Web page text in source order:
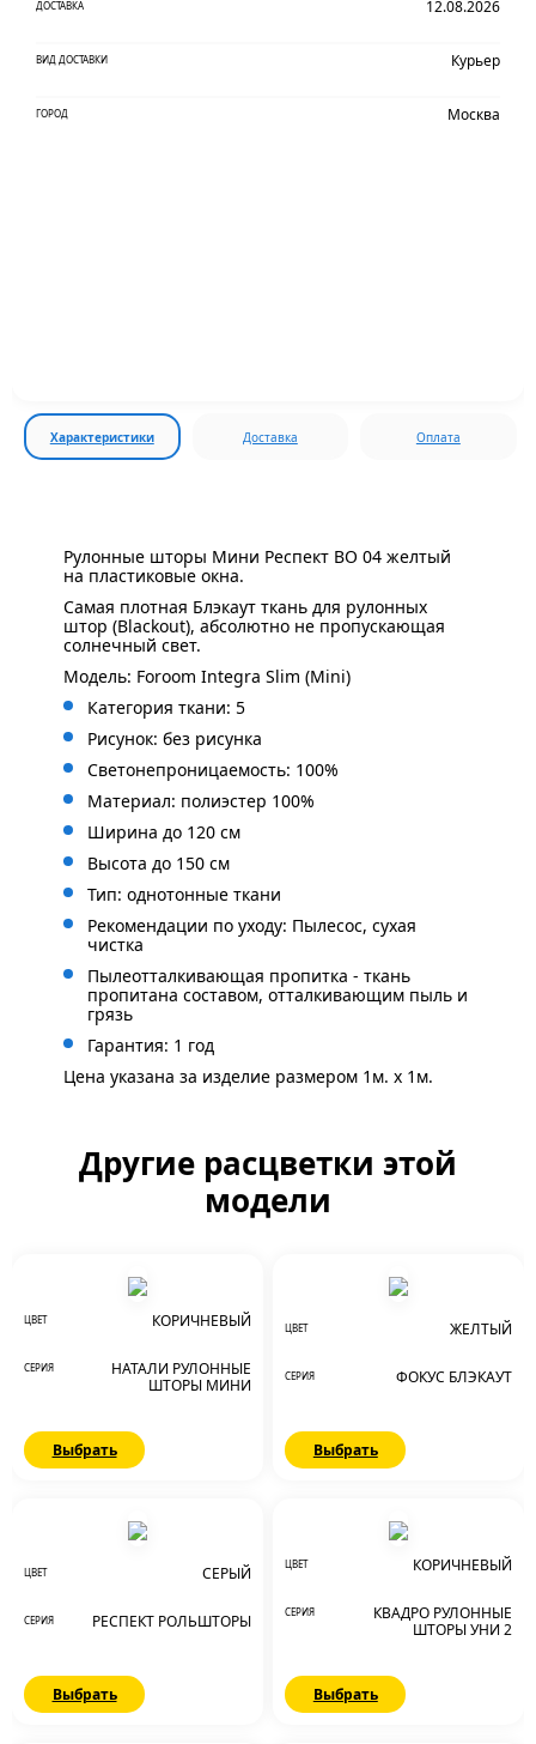
ДОСТАВКА 12.08.2026
ВИД ДОСТАВКИ Курьер
ГОРОД Москва
Характеристики Доставка Оплата
Рулонные шторы Мини Респект BO 04 желтый
на пластиковые окна.
Самая плотная Блэкаут ткань для рулонных
штор (Blackout), абсолютно не пропускающая
солнечный свет.
Модель: Foroom Integra Slim (Mini)
Категория ткани: 5
Рисунок: без рисунка
Светонепроницаемость: 100%
Материал: полиэстер 100%
Ширина до 120 см
Высота до 150 см
Тип: однотонные ткани
Рекомендации по уходу: Пылесос, сухая
чистка
Пылеотталкивающая пропитка - ткань
пропитана составом, отталкивающим пыль и
грязь
Гарантия: 1 год
Цена указана за изделие размером 1м. x 1м.
Другие расцветки этой
модели
ЦВЕТ КОРИЧНЕВЫЙ
СЕРИЯ
НАТАЛИ РУЛОННЫЕ
ШТОРЫ МИНИ
Выбрать
ЦВЕТ ЖЕЛТЫЙ
СЕРИЯ ФОКУС БЛЭКАУТ
Выбрать
ЦВЕТ СЕРЫЙ
СЕРИЯ РЕСПЕКТ РОЛЬШТОРЫ
Выбрать
ЦВЕТ КОРИЧНЕВЫЙ
СЕРИЯ
КВАДРО РУЛОННЫЕ
ШТОРЫ УНИ 2
Выбрать